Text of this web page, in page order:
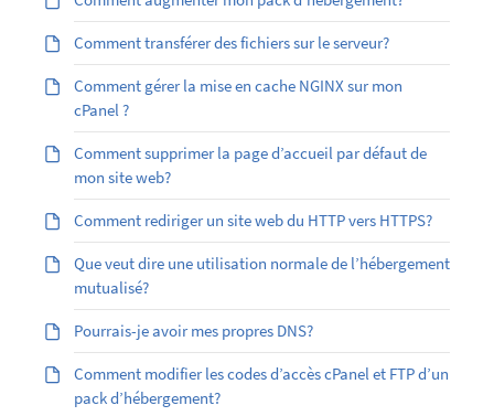
Comment transférer des fichiers sur le serveur?
Comment gérer la mise en cache NGINX sur mon
cPanel ?
Comment supprimer la page d’accueil par défaut de
mon site web?
Comment rediriger un site web du HTTP vers HTTPS?
Que veut dire une utilisation normale de l’hébergement
mutualisé?
Pourrais-je avoir mes propres DNS?
Comment modifier les codes d’accès cPanel et FTP d’un
pack d’hébergement?